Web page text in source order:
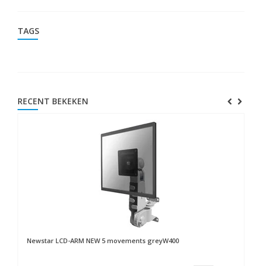
TAGS
RECENT BEKEKEN
Newstar LCD-ARM NEW 5 movements greyW400